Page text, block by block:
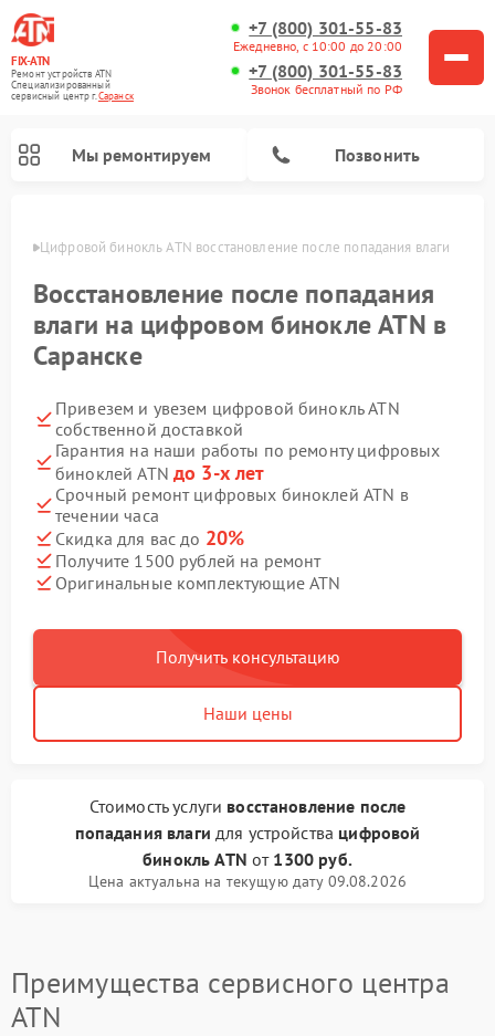
FIX-ATN
Ремонт устройств ATN
Специализированный
cервисный центр г.Саранск
+7 (800) 301-55-83
Ежедневно, с 10:00 до 20:00
+7 (800) 301-55-83
Звонок бесплатный по РФ
Мы ремонтируем Позвонить
Цифровой бинокль ATN восстановление после попадания влаги
Восстановление после попадания
влаги на цифровом бинокле ATN в
Саранске
Привезем и увезем цифровой бинокль ATN
собственной доставкой
Гарантия на наши работы по ремонту цифровых
биноклей ATN до 3-х лет
Срочный ремонт цифровых биноклей ATN в
течении часа
Скидка для вас до 20%
Получите 1500 рублей на ремонт
Оригинальные комплектующие ATN
Получить консультацию
Наши цены
Стоимость услуги восстановление после
попадания влаги для устройства цифровой
бинокль ATN от 1300 руб.
Цена актуальна на текущую дату 09.08.2026
Преимущества сервисного центра
ATN